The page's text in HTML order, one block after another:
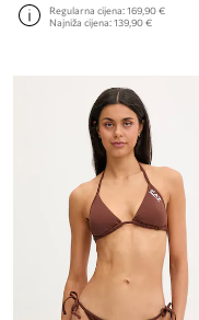
Regularna cijena:169,90 €
Najniža cijena:139,90 €